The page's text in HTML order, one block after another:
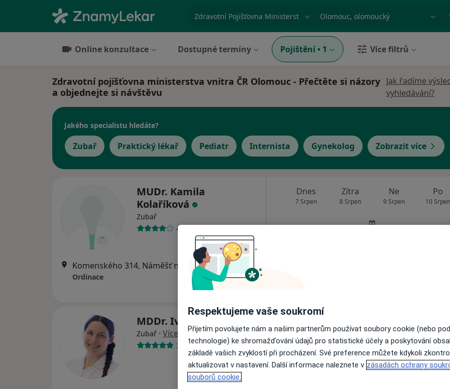
specializace, nemoc nebo příjmení Město nebo region
Online konzultace Dostupné termíny Pojištění • 1 Více filtrů
Zdravotní pojišťovna ministerstva vnitra ČR Olomouc - Přečtěte si názory
a objednejte si návštěvu
Jak řadíme
vyhledávání?
Jakého specialistu hledáte?
Zubař Praktický lékař Pediatr Internista Gynekolog Zobrazit více
MUDr. Kamila
Kolaříková
Zubař
4 názory
Komenského 314, Náměšť na Hané, Olomouc Mapa
Ordinace
Dnes
7 Srpen
Zítra
8 Srpen
Ne
9 Srpen
Po
10 Srpen
MDDr. Iva Dvořáková
Zubař · Více
3 názory
7 Srpen 8 Srpen 9 Srpen 10
Online rezervace termínu není k
Respektujeme vaše soukromí
Přijetím povolujete nám a našim partnerům používat soubory cookie (nebo
technologie) ke shromažďování údajů pro statistické účely a poskytování
základě vašich zvyklostí při procházení. Své preference můžete kdykoli
aktualizovat v nastavení. Další informace naleznete v zásadách ochrany
souborů cookie.